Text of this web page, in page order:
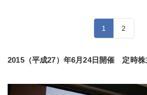
1 2
2015（平成27）年6月24日開催 定時株